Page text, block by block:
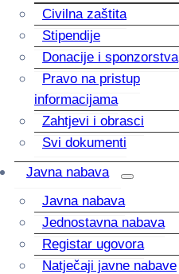
Civilna zaštita
Stipendije
Donacije i sponzorstva
Pravo na pristup
informacijama
Zahtjevi i obrasci
Svi dokumenti
Javna nabava
Javna nabava
Jednostavna nabava
Registar ugovora
Natječaji javne nabave